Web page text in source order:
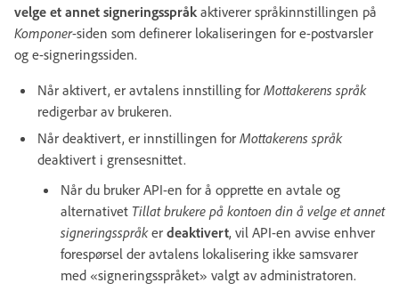
velge et annet signeringsspråk aktiverer språkinnstillingen på
Komponer-siden som definerer lokaliseringen for e-postvarsler
og e-signeringssiden.
Når aktivert, er avtalens innstilling for Mottakerens språk
redigerbar av brukeren.
Når deaktivert, er innstillingen for Mottakerens språk
deaktivert i grensesnittet.
Når du bruker API-en for å opprette en avtale og
alternativet Tillat brukere på kontoen din å velge et annet
signeringsspråker deaktivert, vil API-en avvise enhver
forespørsel der avtalens lokalisering ikke samsvarer
med «signeringsspråket» valgt av administratoren.